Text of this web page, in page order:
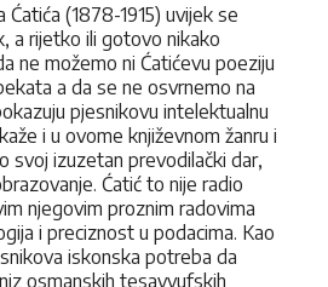
Ćatića (1878-1915) uvijek se
a rijetko ili gotovo nikako
ne možemo ni Ćatićevu poeziju
a da se ne osvrnemo na
pjesnikovu intelektualnu
i u ovome književnom žanru i
svoj izuzetan prevodilački dar,
Ćatić to nije radio
njegovim proznim radovima
i preciznost u podacima. Kao
iskonska potreba da
osmanskih tesavvufskih